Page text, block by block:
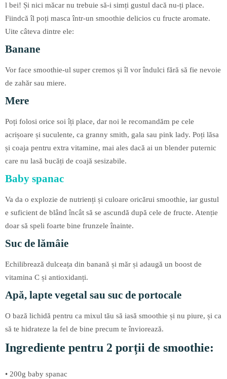
l bei! Și nici măcar nu trebuie să-i simți gustul dacă nu-ți place.
Fiindcă îl poți masca într-un smoothie delicios cu fructe aromate.
Uite câteva dintre ele:
Banane
Vor face smoothie-ul super cremos și îl vor îndulci fără să fie nevoie
de zahăr sau miere.
Mere
Poți folosi orice soi îți place, dar noi le recomandăm pe cele
acrișoare și suculente, ca granny smith, gala sau pink lady. Poți lăsa
și coaja pentru extra vitamine, mai ales dacă ai un blender puternic
care nu lasă bucăți de coajă sesizabile.
Baby spanac
Va da o explozie de nutrienți și culoare oricărui smoothie, iar gustul
e suficient de blând încât să se ascundă după cele de fructe. Atenție
doar să speli foarte bine frunzele înainte.
Suc de lămâie
Echilibrează dulceața din banană și măr și adaugă un boost de
vitamina C și antioxidanți.
Apă, lapte vegetal sau suc de portocale
O bază lichidă pentru ca mixul tău să iasă smoothie și nu piure, și ca
să te hidrateze la fel de bine precum te înviorează.
Ingrediente pentru 2 porții de smoothie:
• 200g baby spanac